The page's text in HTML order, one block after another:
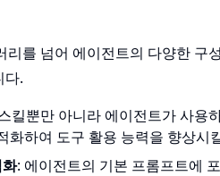
를 넘어 에이전트의 다양한 구
다.
킬뿐만 아니라 에이전트가 사용
화하여 도구 활용 능력을 향상시
: 에이전트의 기본 프롬프트에